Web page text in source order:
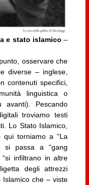
e stato islamico –
osservare che
diverse – inglese,
contenuti specifici,
linguistica o
avanti). Pescando
troviamo testi
Lo Stato Islamico,
qui torniamo a “La
si passa a “gang
infiltrano in altre
degli attrezzi
Islamico che – viste